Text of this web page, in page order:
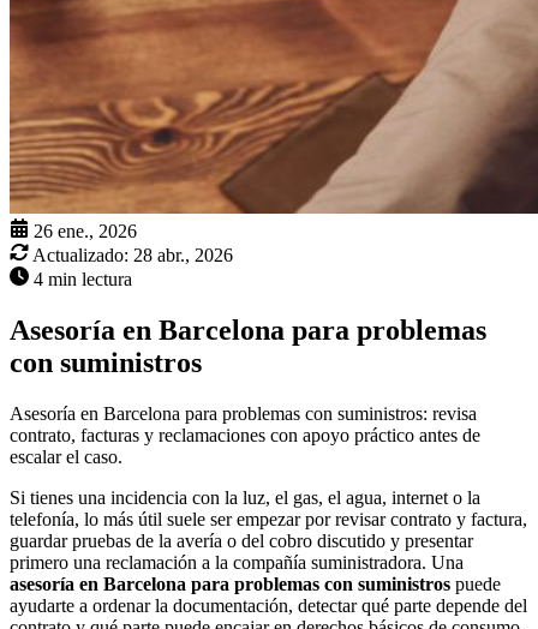
26 ene., 2026
Actualizado: 28 abr., 2026
4 min lectura
Asesoría en Barcelona para problemas
con suministros
Asesoría en Barcelona para problemas con suministros: revisa
contrato, facturas y reclamaciones con apoyo práctico antes de
escalar el caso.
Si tienes una incidencia con la luz, el gas, el agua, internet o la
telefonía, lo más útil suele ser empezar por revisar contrato y factura,
guardar pruebas de la avería o del cobro discutido y presentar
primero una reclamación a la compañía suministradora. Una
asesoría en Barcelona para problemas con suministros puede
ayudarte a ordenar la documentación, detectar qué parte depende del